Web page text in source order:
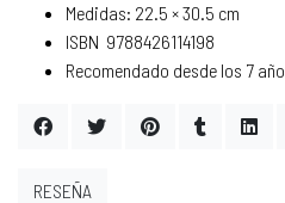
Medidas: 22.5 × 30.5 cm
ISBN 9788426114198
Recomendado desde los 7
RESEÑA